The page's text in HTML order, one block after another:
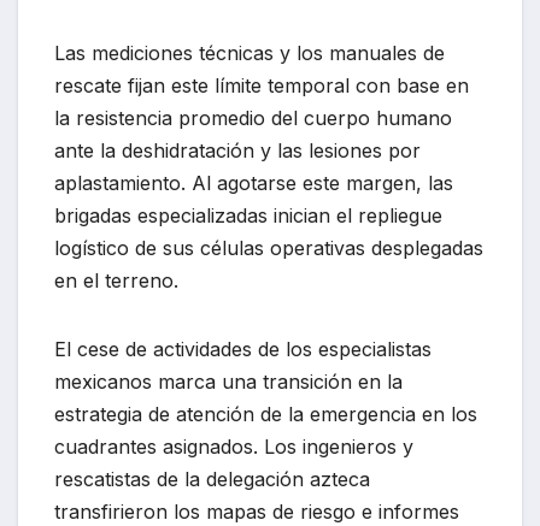
Las mediciones técnicas y los manuales de
rescate fijan este límite temporal con base en
la resistencia promedio del cuerpo humano
ante la deshidratación y las lesiones por
aplastamiento. Al agotarse este margen, las
brigadas especializadas inician el repliegue
logístico de sus células operativas desplegadas
en el terreno.
El cese de actividades de los especialistas
mexicanos marca una transición en la
estrategia de atención de la emergencia en los
cuadrantes asignados. Los ingenieros y
rescatistas de la delegación azteca
transfirieron los mapas de riesgo e informes